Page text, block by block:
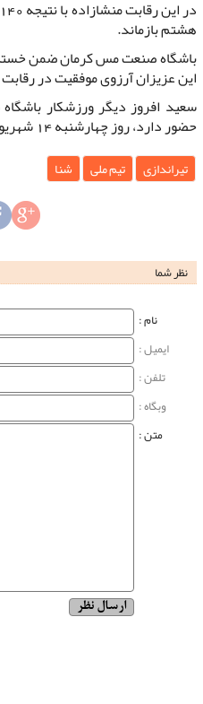
هشتم بازماند.
باشگاه صنعت مس کرمان ضمن خسته
این عزیزان آرزوی موفقیت در
سعید افروز دیگر ورزشکار
حضور دارد، روز چهارشنبه 14 شهریور ماه به مصاف رقبای خود خواهد رفت.
تیراندازی تیم ملی شنا
نظر شما
نام‌ :
ایمیل :
تلفن :
وبگاه‌ :
متن :